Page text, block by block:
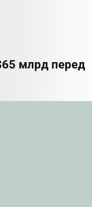
млрд перед